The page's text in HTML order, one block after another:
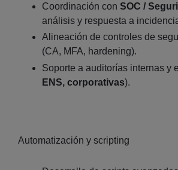
Coordinación con SOC /
análisis y respuesta a
Alineación de controles de
(CA, MFA, hardening).
Soporte a auditorías internas y
ENS, corporativas).
Automatización y scripting